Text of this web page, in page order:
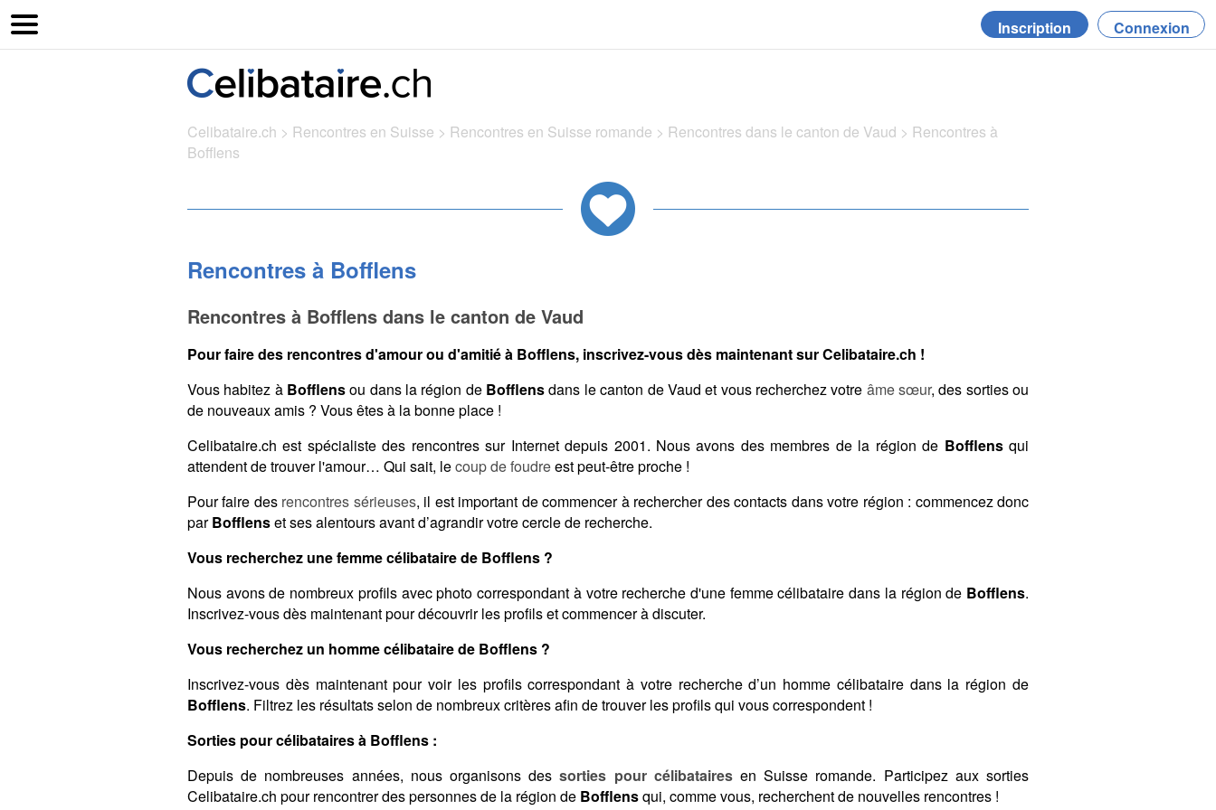
Inscription Connexion
Celibataire.ch > Rencontres en Suisse > Rencontres en Suisse romande > Rencontres dans le canton de Vaud > Rencontres à
Bofflens
Rencontres à Bofflens
Rencontres à Bofflens dans le canton de Vaud
Pour faire des rencontres d'amour ou d'amitié à Bofflens, inscrivez-vous dès maintenant sur Celibataire.ch !
Vous habitez à Bofflensou dans la région de Bofflensdans le canton de Vaud et vous recherchez votre âme sœur, des sorties ou
de nouveaux amis ? Vous êtes à la bonne place !
Celibataire.ch est spécialiste des rencontres sur Internet depuis 2001. Nous avons des membres de la région de Bofflensqui
attendent de trouver l'amour… Qui sait, lecoup de foudreest peut-être proche !
Pour faire des rencontres sérieuses, il est important de commencer à rechercher des contacts dans votre région : commencez donc
parBofflenset ses alentours avant d’agrandir votre cercle de recherche.
Vous recherchez une femme célibataire de Bofflens ?
Nous avons de nombreux profils avec photo correspondant à votre recherche d'une femme célibataire dans la région de Bofflens.
Inscrivez-vous dès maintenant pour découvrir les profils et commencer à discuter.
Vous recherchez un homme célibataire de Bofflens ?
Inscrivez-vous dès maintenant pour voir les profils correspondant à votre recherche d’un homme célibataire dans la région de
Bofflens. Filtrez les résultats selon de nombreux critères afin de trouver les profils qui vous correspondent !
Sorties pour célibataires à Bofflens :
Depuis de nombreuses années, nous organisons dessorties pour célibatairesen Suisse romande. Participez aux sorties
Celibataire.ch pour rencontrer des personnes de la région de Bofflensqui, comme vous, recherchent de nouvelles rencontres !